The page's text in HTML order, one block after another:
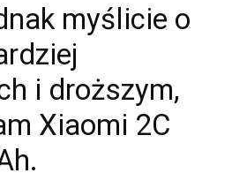
myślicie o
i droższym,
Xiaomi 2C